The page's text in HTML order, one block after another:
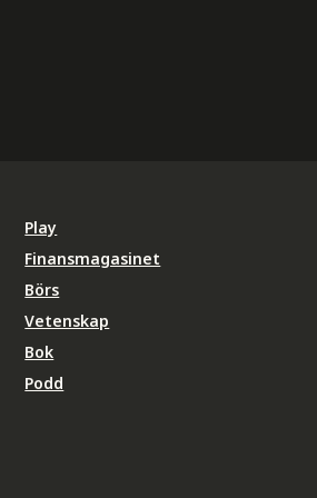
Play
Finansmagasinet
Börs
Vetenskap
Bok
Podd